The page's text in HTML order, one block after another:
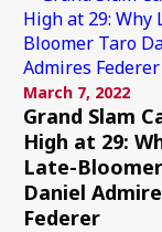
March 7, 2022
Grand Slam
High at 29:
Late-
Daniel
Federer